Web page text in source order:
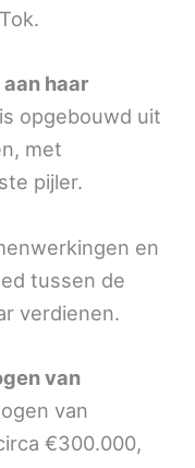
haar
opgebouwd uit
met
pijler.
en
tussen de
verdienen.
van
van
€300.000,